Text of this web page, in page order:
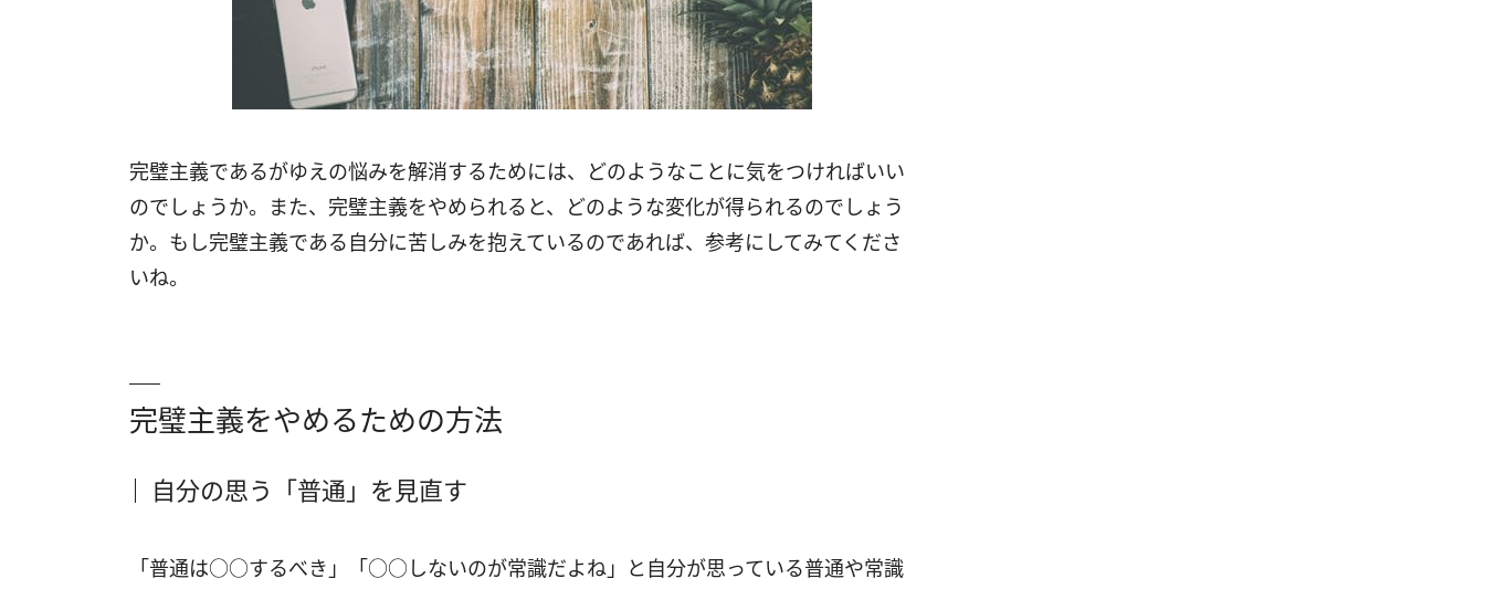
完璧主義であるがゆえの悩みを解消するためには、どのようなことに気をつければいい
のでしょうか。また、完璧主義をやめられると、どのような変化が得られるのでしょう
か。もし完璧主義である自分に苦しみを抱えているのであれば、参考にしてみてくださ
いね。
完璧主義をやめるための方法
自分の思う「普通」を見直す
「普通は○○するべき」「○○しないのが常識だよね」と自分が思っている普通や常識